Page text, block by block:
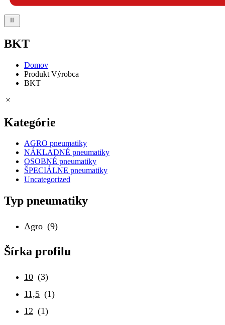
BKT
Domov
Produkt Výrobca
BKT
Kategórie
AGRO pneumatiky
NÁKLADNÉ pneumatiky
OSOBNÉ pneumatiky
ŠPECIÁLNE pneumatiky
Uncategorized
Typ pneumatiky
Agro (9)
Šírka profilu
10 (3)
11,5 (1)
12 (1)